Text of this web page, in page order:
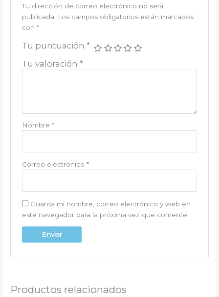
Tu dirección de correo electrónico no será
publicada.
Los campos obligatorios están marcados
con *
Tu puntuación *
Tu valoración *
Nombre *
Correo electrónico *
Guarda mi nombre, correo electrónico y web en
este navegador para la próxima vez que comente.
Productos relacionados